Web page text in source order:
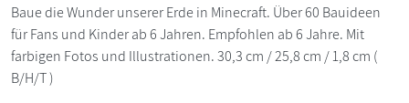
Baue die Wunder unserer Erde in Minecraft. Über 60 Bauideen
für Fans und Kinder ab 6 Jahren. Empfohlen ab 6 Jahre. Mit
farbigen Fotos und Illustrationen. 30,3 cm / 25,8 cm / 1,8 cm (
B/H/T )